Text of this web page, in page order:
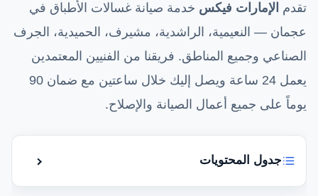
تقدم الإمارات فيكس خدمة صيانة غسالات الأطباق في
عجمان — النعيمية، الراشدية، مشيرف، الحميدية، الجرف
الصناعي وجميع المناطق. فريقنا من الفنيين المعتمدين
يعمل 24 ساعة ويصل إليك خلال ساعتين مع ضمان 90
يوماً على جميع أعمال الصيانة والإصلاح.
جدول المحتويات إظهار أو
صيانة غسالة أطباق في عجمان — الإمارات فيكس